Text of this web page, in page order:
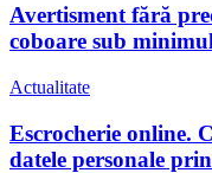
Avertisment fără
coboare sub
Actualitate
Escrocherie online.
datele personale